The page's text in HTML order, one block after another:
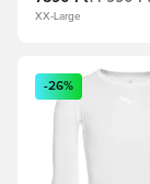
XX-Large
Megnyit egy
-26%